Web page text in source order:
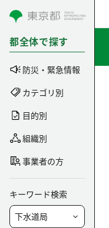
コンテンツにスキップ
都全体で探す
防災・緊急情報
カテゴリ別
目的別
組織別
事業者の方
キーワード検索